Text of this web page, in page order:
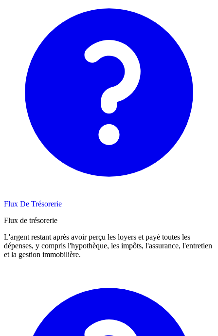
Flux De Trésorerie
Flux de trésorerie
L'argent restant après avoir perçu les loyers et payé toutes les
dépenses, y compris l'hypothèque, les impôts, l'assurance, l'entretien
et la gestion immobilière.